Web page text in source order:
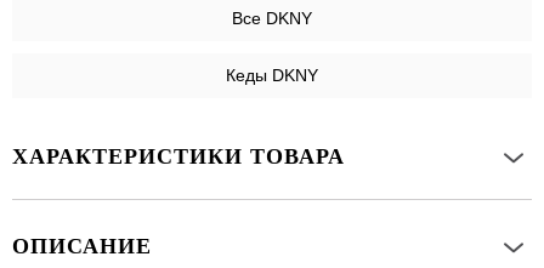
Все DKNY
Кеды DKNY
ХАРАКТЕРИСТИКИ ТОВАРА
ОПИСАНИЕ